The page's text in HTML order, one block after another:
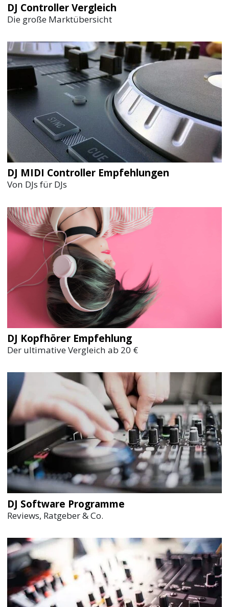
DJ Controller Vergleich
Die große Marktübersicht
DJ MIDI Controller Empfehlungen
Von DJs für DJs
DJ Kopfhörer Empfehlung
Der ultimative Vergleich ab 20 €
DJ Software Programme
Reviews, Ratgeber & Co.